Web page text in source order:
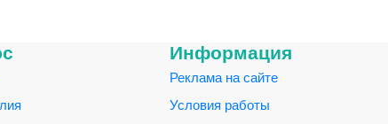
Информация
Реклама на сайте
Условия работы